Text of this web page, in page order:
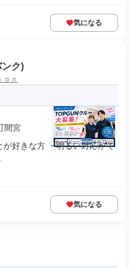
気になる
ク)
ｏｎ
間宮
好きな方 ・明るい対応がで
気になる